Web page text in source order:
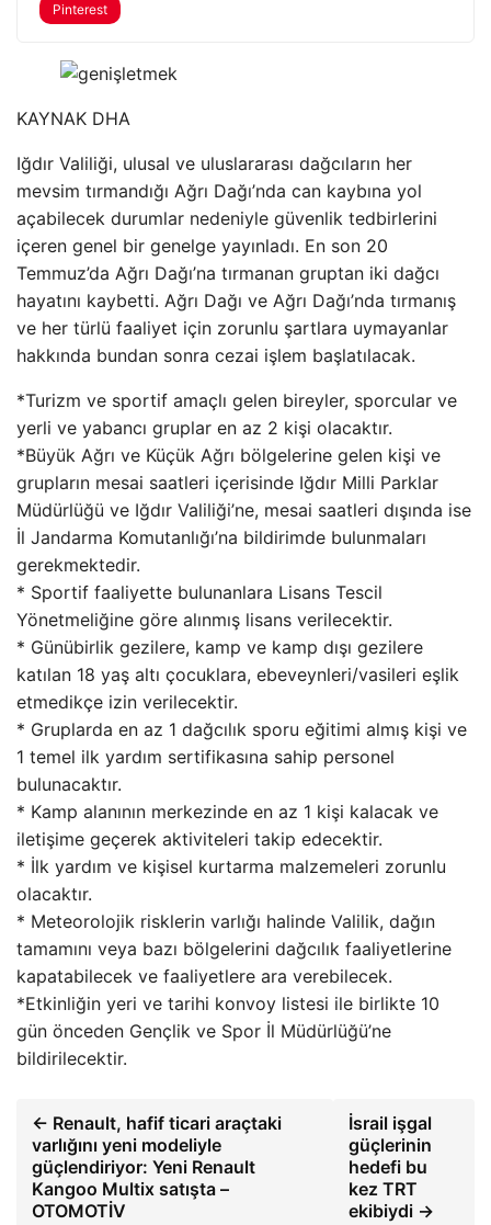
Pinterest
KAYNAK DHA
Iğdır Valiliği, ulusal ve uluslararası dağcıların her
mevsim tırmandığı Ağrı Dağı’nda can kaybına yol
açabilecek durumlar nedeniyle güvenlik tedbirlerini
içeren genel bir genelge yayınladı. En son 20
Temmuz’da Ağrı Dağı’na tırmanan gruptan iki dağcı
hayatını kaybetti. Ağrı Dağı ve Ağrı Dağı’nda tırmanış
ve her türlü faaliyet için zorunlu şartlara uymayanlar
hakkında bundan sonra cezai işlem başlatılacak.
*Turizm ve sportif amaçlı gelen bireyler, sporcular ve
yerli ve yabancı gruplar en az 2 kişi olacaktır.
*Büyük Ağrı ve Küçük Ağrı bölgelerine gelen kişi ve
grupların mesai saatleri içerisinde Iğdır Milli Parklar
Müdürlüğü ve Iğdır Valiliği’ne, mesai saatleri dışında ise
İl Jandarma Komutanlığı’na bildirimde bulunmaları
gerekmektedir.
* Sportif faaliyette bulunanlara Lisans Tescil
Yönetmeliğine göre alınmış lisans verilecektir.
* Günübirlik gezilere, kamp ve kamp dışı gezilere
katılan 18 yaş altı çocuklara, ebeveynleri/vasileri eşlik
etmedikçe izin verilecektir.
* Gruplarda en az 1 dağcılık sporu eğitimi almış kişi ve
1 temel ilk yardım sertifikasına sahip personel
bulunacaktır.
* Kamp alanının merkezinde en az 1 kişi kalacak ve
iletişime geçerek aktiviteleri takip edecektir.
* İlk yardım ve kişisel kurtarma malzemeleri zorunlu
olacaktır.
* Meteorolojik risklerin varlığı halinde Valilik, dağın
tamamını veya bazı bölgelerini dağcılık faaliyetlerine
kapatabilecek ve faaliyetlere ara verebilecek.
*Etkinliğin yeri ve tarihi konvoy listesi ile birlikte 10
gün önceden Gençlik ve Spor İl Müdürlüğü’ne
bildirilecektir.
← Renault, hafif ticari araçtaki
varlığını yeni modeliyle
güçlendiriyor: Yeni Renault
Kangoo Multix satışta –
OTOMOTİV
İsrail işgal
güçlerinin
hedefi bu
kez TRT
ekibiydi →